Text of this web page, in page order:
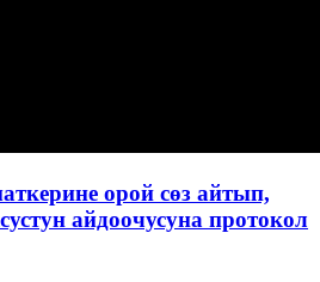
орой сөз айтып,
айдоочусуна протокол